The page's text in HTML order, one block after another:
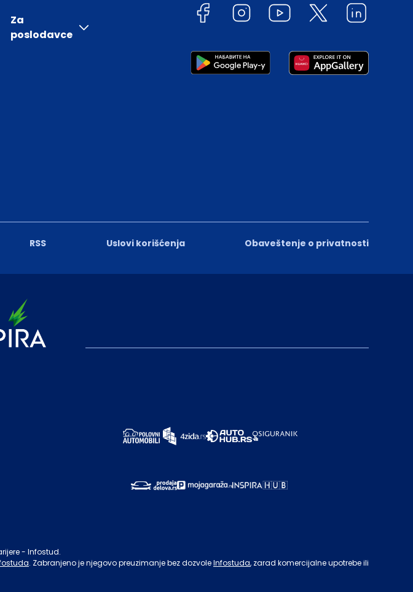
RSS Uslovi korišćenja Obaveštenje o privatnosti
Za
poslodavce
- Infostud.
. Zabranjeno je njegovo preuzimanje bez dozvoleInfostuda, zarad komercijalne upotrebe ili